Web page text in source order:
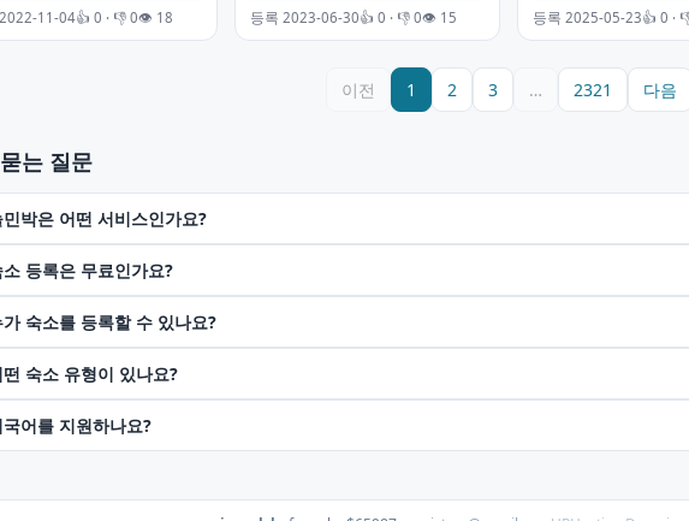
11-04👍 0 · 👎 0👁 18 등록 2023-06-30👍 0 · 👎 0👁 15 등록 2025-05-23👍 0 ·
이전 1 2 3 … 2321 다음
는 질문
민박은 어떤 서비스인가요?
소 등록은 무료인가요?
가 숙소를 등록할 수 있나요?
떤 숙소 유형이 있나요?
국어를 지원하나요?